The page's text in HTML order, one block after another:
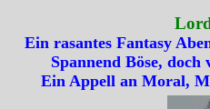
Ein rasantes Fantasy
Spannend Böse,
Ein Appell an Moral,